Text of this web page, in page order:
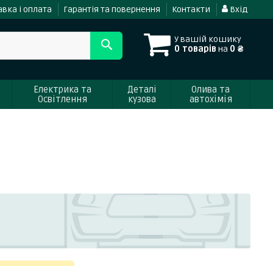
і оплата Гарантія та повернення Контакти Вхід
У вашій кошику
0 товарів на 0 ₴
Електрика та
Освітлення
Деталі
кузова
Олива та
автохімія